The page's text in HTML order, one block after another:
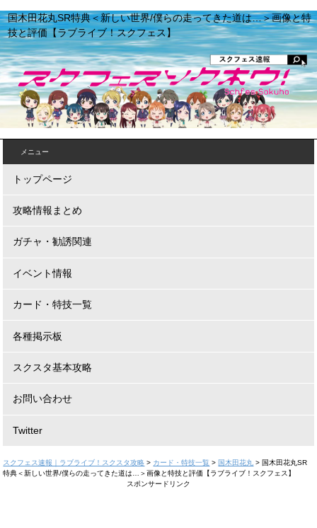
国木田花丸SR特典＜新しい世界/僕らの走ってきた道は…＞画像と特
技と評価【ラブライブ！スクフェス】
メニュー
トップページ
攻略情報まとめ
ガチャ・勧誘関連
イベント情報
カード・特技一覧
各種掲示板
スクスタ基本攻略
お問い合わせ
Twitter
スクフェス速報｜ラブライブ！スクスタ攻略 > カード・特技一覧 > 国木田花丸 > 国木田花丸SR
特典＜新しい世界/僕らの走ってきた道は…＞画像と特技と評価【ラブライブ！スクフェス】
スポンサードリンク